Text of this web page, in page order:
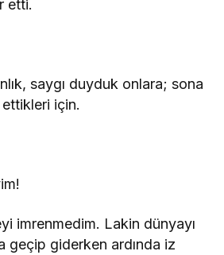
etti.
saygı duyduk onlara; sona
için.
imrenmedim. Lakin dünyayı
geçip giderken ardında iz